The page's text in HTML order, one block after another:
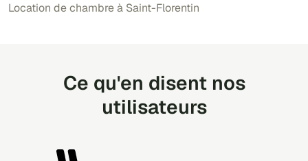
Location de chambre à Saint-Florentin
Ce qu'en disent nos
utilisateurs